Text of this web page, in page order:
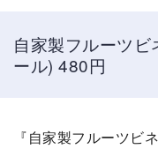
自家製フルーツ
ール) 480円
『自家製フルーツビ